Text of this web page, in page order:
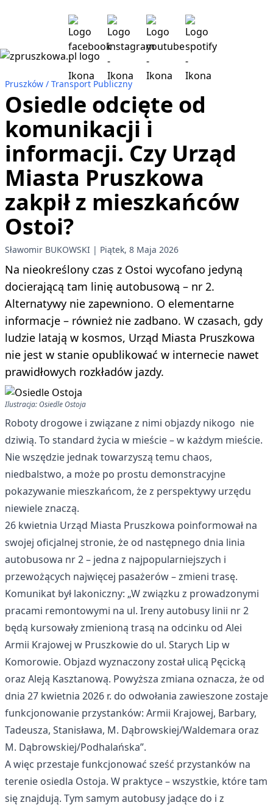
Pruszków Transport Publiczny
Osiedle odcięte od
komunikacji i
informacji. Czy Urząd
Miasta Pruszkowa
zakpił z mieszkańców
Ostoi?
Sławomir BUKOWSKI Piątek, 8 Maja 2026
Na nieokreślony czas z Ostoi wycofano jedyną
docierającą tam linię autobusową – nr 2.
Alternatywy nie zapewniono. O elementarne
informacje – również nie zadbano. W czasach, gdy
ludzie latają w kosmos, Urząd Miasta Pruszkowa
nie jest w stanie opublikować w internecie nawet
prawidłowych rozkładów jazdy.
Ilustracja: Osiedle Ostoja
Roboty drogowe i związane z nimi objazdy nikogo nie
dziwią. To standard życia w mieście – w każdym mieście.
Nie wszędzie jednak towarzyszą temu chaos,
niedbalstwo, a może po prostu demonstracyjne
pokazywanie mieszkańcom, że z perspektywy urzędu
niewiele znaczą.
26 kwietnia Urząd Miasta Pruszkowa poinformował na
swojej oficjalnej stronie, że od następnego dnia linia
autobusowa nr 2 – jedna z najpopularniejszych i
przewożących najwięcej pasażerów – zmieni trasę.
Komunikat był lakoniczny: „W związku z prowadzonymi
pracami remontowymi na ul. Ireny autobusy linii nr 2
będą kursowały zmienioną trasą na odcinku od Alei
Armii Krajowej w Pruszkowie do ul. Starych Lip w
Komorowie. Objazd wyznaczony został ulicą Pęcicką
oraz Aleją Kasztanową. Powyższa zmiana oznacza, że od
dnia 27 kwietnia 2026 r. do odwołania zawieszone zostaje
funkcjonowanie przystanków: Armii Krajowej, Barbary,
Tadeusza, Stanisława, M. Dąbrowskiej/Waldemara oraz
M. Dąbrowskiej/Podhalańska”.
A więc przestaje funkcjonować sześć przystanków na
terenie osiedla Ostoja. W praktyce – wszystkie, które tam
się znajdują. Tym samym autobusy jadące do i z